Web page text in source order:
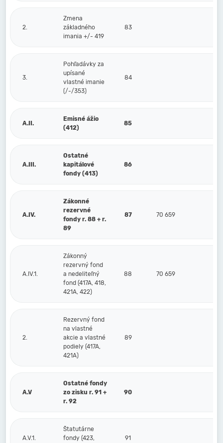
2.
Zmena
základného
imania +/- 419
83
3.
Pohľadávky za
upísané
vlastné imanie
(/-/353)
84
A.II.
Emisné ážio
(412)
85
A.III.
Ostatné
kapitálové
fondy (413)
86
A.IV.
Zákonné
rezervné
fondy r. 88 + r.
89
87 70 659
A.IV.1.
Zákonný
rezervný fond
a nedeliteľný
fond (417A, 418,
421A, 422)
88 70 659
2.
Rezervný fond
na vlastné
akcie a vlastné
podiely (417A,
421A)
89
A.V
Ostatné fondy
zo zisku r. 91 +
r. 92
90
A.V.1.
Štatutárne
fondy (423,
91